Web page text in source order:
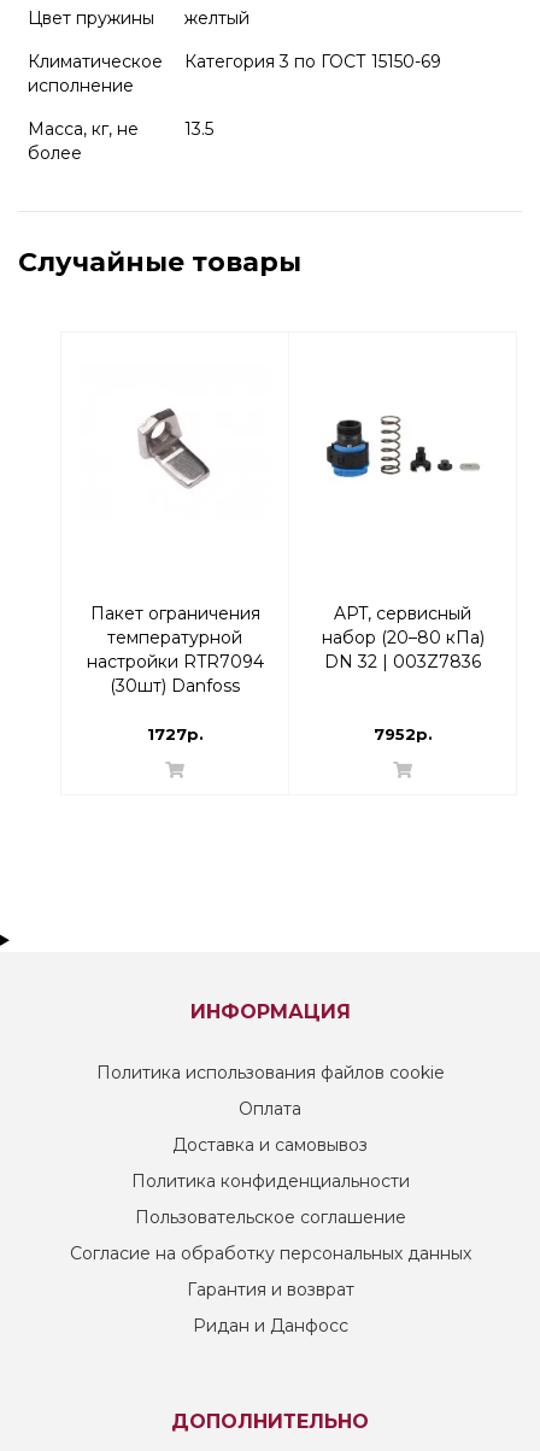
Цвет пружины
желтый
Климатическое
исполнение
Категория 3 по ГОСТ 15150-69
Масса, кг, не
более
13.5
Случайные товары
Пакет ограничения
температурной
настройки RTR7094
(30шт) Danfoss
1727р.
APT, сервисный
набор (20–80 кПа)
DN 32 | 003Z7836
7952р.
ИНФОРМАЦИЯ
Политика использования файлов cookie
Оплата
Доставка и самовывоз
Политика конфиденциальности
Пользовательское соглашение
Согласие на обработку персональных данных
Гарантия и возврат
Ридан и Данфосс
ДОПОЛНИТЕЛЬНО